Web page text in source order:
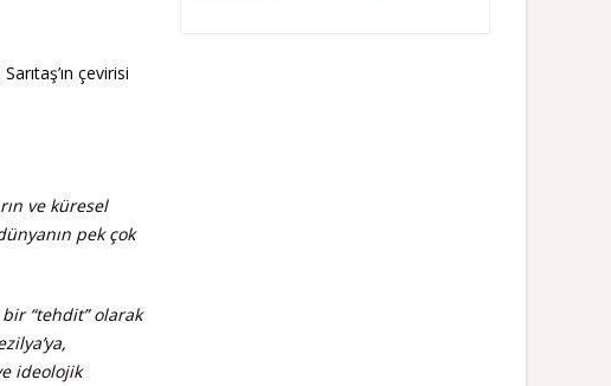
çevirisi
ve küresel
pek çok
“tehdit” olarak
ideolojik